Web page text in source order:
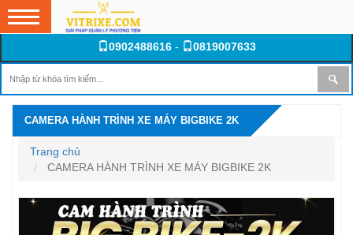
0902488616- 0819007633
CAMERA HÀNH TRÌNH XE MÁY BIGBIKE 2K
Trang chủ
CAMERA HÀNH TRÌNH XE MÁY BIGBIKE 2K